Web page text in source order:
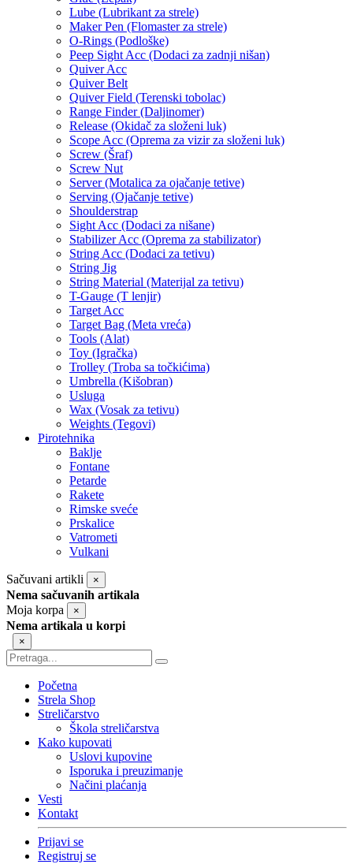
Lube (Lubrikant za strele)
Maker Pen (Flomaster za strele)
O-Rings (Podloške)
Peep Sight Acc (Dodaci za zadnji nišan)
Quiver Acc
Quiver Belt
Quiver Field (Terenski tobolac)
Range Finder (Daljinomer)
Release (Okidač za složeni luk)
Scope Acc (Oprema za vizir za složeni luk)
Screw (Šraf)
Screw Nut
Server (Motalica za ojačanje tetive)
Serving (Ojačanje tetive)
Shoulderstrap
Sight Acc (Dodaci za nišane)
Stabilizer Acc (Oprema za stabilizator)
String Acc (Dodaci za tetivu)
String Jig
String Material (Materijal za tetivu)
T-Gauge (T lenjir)
Target Acc
Target Bag (Meta vreća)
Tools (Alat)
Toy (Igračka)
Trolley (Troba sa točkićima)
Umbrella (Kišobran)
Usluga
Wax (Vosak za tetivu)
Weights (Tegovi)
Pirotehnika
Baklje
Fontane
Petarde
Rakete
Rimske sveće
Prskalice
Vatrometi
Vulkani
Sačuvani artikli ×
Nema sačuvanih artikala
Moja korpa
×
Nema artikala u korpi
×
Početna
Strela Shop
Streličarstvo
Škola streličarstva
Kako kupovati
Uslovi kupovine
Isporuka i preuzimanje
Načini plaćanja
Vesti
Kontakt
Prijavi se
Registruj se